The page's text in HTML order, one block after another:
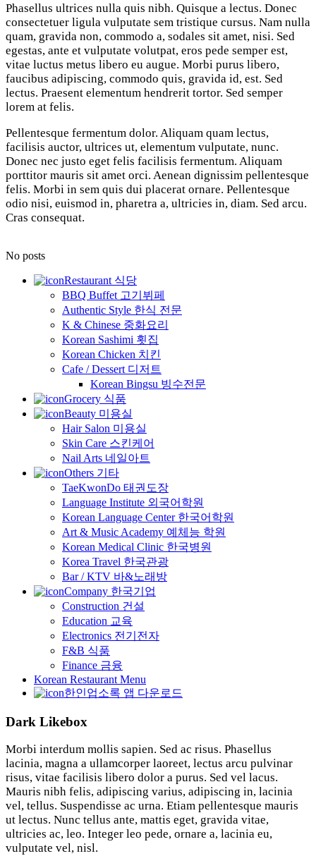
Phasellus ultrices nulla quis nibh. Quisque a lectus. Donec
consectetuer ligula vulputate sem tristique cursus. Nam nulla
quam, gravida non, commodo a, sodales sit amet, nisi. Sed
egestas, ante et vulputate volutpat, eros pede semper est,
vitae luctus metus libero eu augue. Morbi purus libero,
faucibus adipiscing, commodo quis, gravida id, est. Sed
lectus. Praesent elementum hendrerit tortor. Sed semper
lorem at felis.
Pellentesque fermentum dolor. Aliquam quam lectus,
facilisis auctor, ultrices ut, elementum vulputate, nunc.
Donec nec justo eget felis facilisis fermentum. Aliquam
porttitor mauris sit amet orci. Aenean dignissim pellentesque
felis. Morbi in sem quis dui placerat ornare. Pellentesque
odio nisi, euismod in, pharetra a, ultricies in, diam. Sed arcu.
Cras consequat.
No posts
Restaurant 식당
BBQ Buffet 고기뷔페
Authentic Style 한식 전문
K & Chinese 중화요리
Korean Sashimi 횟집
Korean Chicken 치킨
Cafe / Dessert 디저트
Korean Bingsu 빙수전문
Grocery 식품
Beauty 미용실
Hair Salon 미용실
Skin Care 스킨케어
Nail Arts 네일아트
Others 기타
TaeKwonDo 태권도장
Language Institute 외국어학원
Korean Language Center 한국어학원
Art & Music Academy 예체능 학원
Korean Medical Clinic 한국병원
Korea Travel 한국관광
Bar / KTV 바&노래방
Company 한국기업
Construction 건설
Education 교육
Electronics 전기전자
F&B 식품
Finance 금융
Korean Restaurant Menu
한인업소록 앱 다운로드
Dark Likebox
Morbi interdum mollis sapien. Sed ac risus. Phasellus
lacinia, magna a ullamcorper laoreet, lectus arcu pulvinar
risus, vitae facilisis libero dolor a purus. Sed vel lacus.
Mauris nibh felis, adipiscing varius, adipiscing in, lacinia
vel, tellus. Suspendisse ac urna. Etiam pellentesque mauris
ut lectus. Nunc tellus ante, mattis eget, gravida vitae,
ultricies ac, leo. Integer leo pede, ornare a, lacinia eu,
vulputate vel, nisl.